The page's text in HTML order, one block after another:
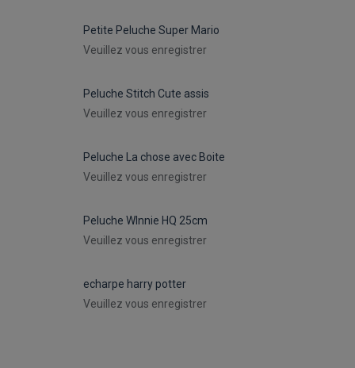
Petite Peluche Super Mario
Veuillez vous enregistrer
Peluche Stitch Cute assis
Veuillez vous enregistrer
Peluche La chose avec Boite
Veuillez vous enregistrer
Peluche WInnie HQ 25cm
Veuillez vous enregistrer
echarpe harry potter
Veuillez vous enregistrer